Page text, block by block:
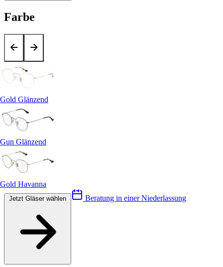
Farbe
Gold Glänzend
Gun Glänzend
Gold Havanna
Beratung in einer Niederlassung